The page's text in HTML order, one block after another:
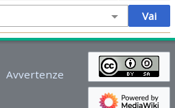
Avvertenze